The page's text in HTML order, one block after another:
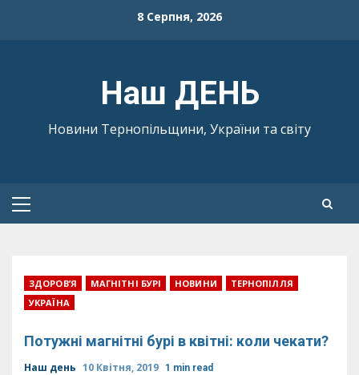
8 Серпня, 2026
Наш ДЕНЬ
Новини Тернопільщини, України та світу
Primary
ЗДОРОВ’Я МАГНІТНІ БУРІ НОВИНИ
ТЕРНОПІЛЛЯ
УКРАЇНА
Потужні магнітні бурі в квітні: коли чекати?
Наш день 10 Квітня, 2019 1 min read